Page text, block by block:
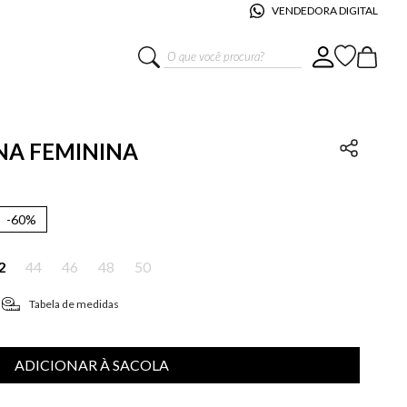
VENDEDORA DIGITAL
O que você procura?
FEMININA
-60%
44 46 48 50
Tabela de medidas
ADICIONAR À SACOLA